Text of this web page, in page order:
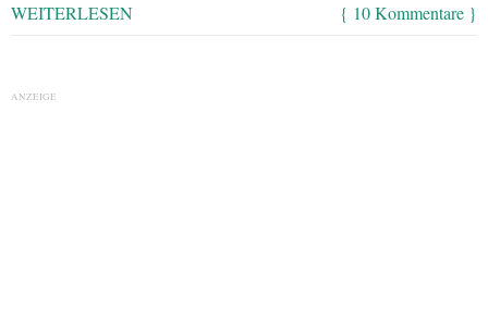
WEITERLESEN { 10 Kommentare }
ANZEIGE